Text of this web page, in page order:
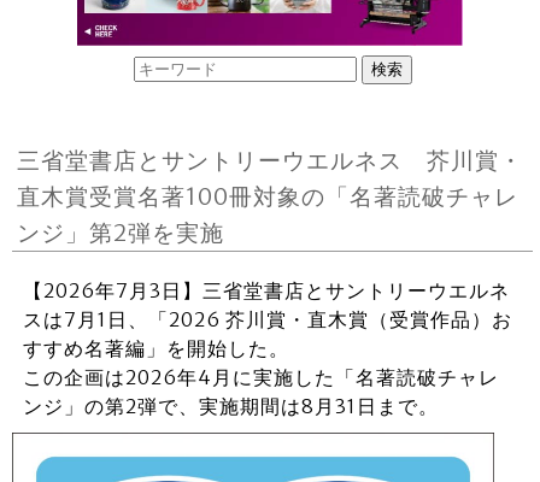
三省堂書店とサントリーウエルネス 芥川賞・
直木賞受賞名著100冊対象の「名著読破チャレ
ンジ」第2弾を実施
【2026年7月3日】三省堂書店とサントリーウエルネ
スは7月1日、「2026 芥川賞・直木賞（受賞作品）お
すすめ名著編」を開始した。
この企画は2026年4月に実施した「名著読破チャレ
ンジ」の第2弾で、実施期間は8月31日まで。